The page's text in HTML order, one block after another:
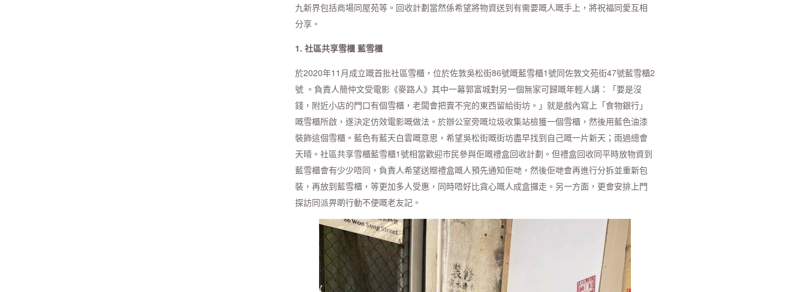
九新界包括商場同屋苑等。回收計劃當然係希望將物資送到有需要嘅人嘅手上，將祝福同愛互相
分享。
1. 社區共享雪櫃 藍雪櫃
於2020年11月成立嘅首批社區雪櫃，位於佐敦吳松街86號嘅藍雪櫃1號同佐敦文苑街47號藍雪櫃2
號 。負責人簡仲文受電影《麥路人》其中一幕郭富城對另一個無家可歸嘅年輕人講：「要是沒
錢，附近小店的門口有個雪櫃，老闆會把賣不完的東西留給街坊。」就是戲內寫上「食物銀行」
嘅雪櫃所啟，遂決定仿效電影嘅做法。於辦公室旁嘅垃圾收集站檢獲一個雪櫃，然後用藍色油漆
裝飾這個雪櫃。藍色有藍天白雲嘅意思，希望吳松街嘅街坊盡早找到自己嘅一片新天；雨過總會
天晴。社區共享雪櫃藍雪櫃1號相當歡迎市民參與佢嘅禮盒回收計劃。但禮盒回收同平時放物資到
藍雪櫃會有少少唔同，負責人希望送贈禮盒嘅人預先通知佢哋，然後佢哋會再進行分拆並重新包
裝，再放到藍雪櫃，等更加多人受惠，同時唔好比貪心嘅人成盒攞走。另一方面，更會安排上門
探訪同派畀啲行動不便嘅老友記。